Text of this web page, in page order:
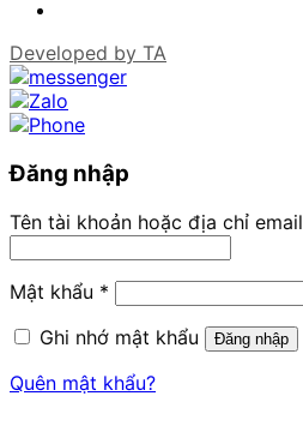
Developed by TA
Đăng nhập
Tên tài khoản hoặc địa chỉ email
Mật khẩu *
Ghi nhớ mật khẩu
Đăng nhập
Quên mật khẩu?